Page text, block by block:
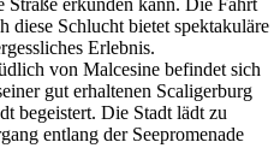
Straße erkunden kann. Die Fahrt
diese Schlucht bietet spektakuläre
Erlebnis.
von Malcesine befindet sich
gut erhaltenen Scaligerburg
begeistert. Die Stadt lädt zu
entlang der Seepromenade